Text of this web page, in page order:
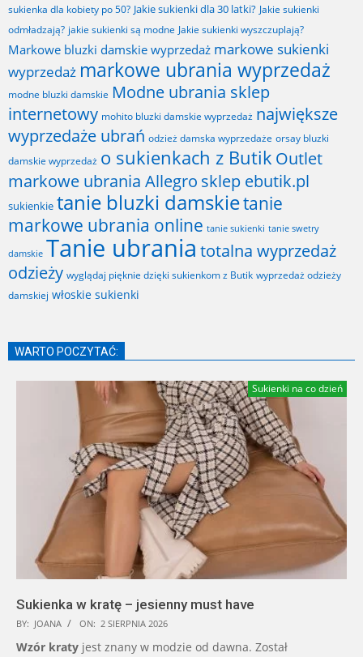
sukienka dla kobiety po 50? Jakie sukienki dla 30 latki? Jakie sukienki
odmładzają? jakie sukienki są modne Jakie sukienki wyszczuplają?
Markowe bluzki damskie wyprzedaż markowe sukienki
wyprzedaż markowe ubrania wyprzedaż
modne bluzki damskie Modne ubrania sklep
internetowy mohito bluzki damskie wyprzedaż największe
wyprzedaże ubrań odzież damska wyprzedaże orsay bluzki
damskie wyprzedaż o sukienkach z Butik Outlet
markowe ubrania Allegro sklep ebutik.pl
sukienkie tanie bluzki damskietanie
markowe ubrania online tanie sukienki tanie swetry
damskie Tanie ubrania totalna wyprzedaż
odzieży wyglądaj pięknie dzięki sukienkom z Butik wyprzedaż odzieży
damskiej włoskie sukienki
WARTO POCZYTAĆ:
Sukienki na co dzień
Sukienka w kratę – jesienny must have
BY: JOANA ON: 2 SIERPNIA 2026
Wzór kraty jest znany w modzie od dawna. Został